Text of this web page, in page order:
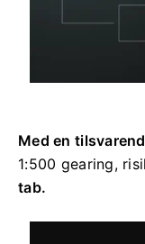
Med en
1:500 gearing,
tab.